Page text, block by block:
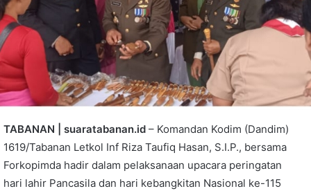
TABANAN | suaratabanan.id – Komandan Kodim (Dandim)
1619/Tabanan Letkol Inf Riza Taufiq Hasan, S.I.P., bersama
Forkopimda hadir dalam pelaksanaan upacara peringatan
hari lahir Pancasila dan hari kebangkitan Nasional ke-115